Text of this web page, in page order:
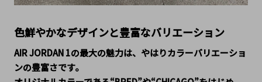
色鮮やかなデザインと豊富なバリエーション
AIR JORDAN 1の最大の魅力は、やはりカラーバリエーショ
ンの豊富さです。